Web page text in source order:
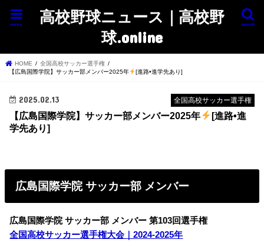
高校野球ニュース｜高校野
球.online
search
menu
HOME
全国高校サッカー選手権
【広島国際学院】サッカー部メンバー2025年
[進路•進学先あり]
全国高校サッカー選手権
2025.02.13
【広島国際学院】サッカー部メンバー2025年
[進路•進
学先あり]
広島国際学院 サッカー部 メンバー
広島国際学院 サッカー部 メンバー 第103回選手権
全国高校サッカー選手権大会｜2024-2025年